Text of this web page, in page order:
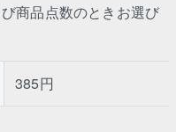
商品点数のときお選び
385円